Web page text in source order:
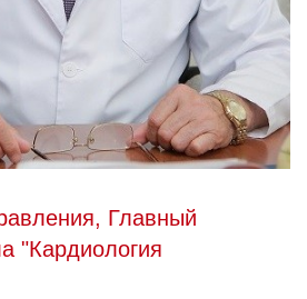
Главный
"Кардиология